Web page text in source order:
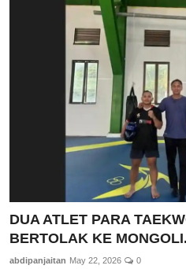
DUA ATLET PARA
BERTOLAK KE
abdipanjaitan May 22, 2026 0